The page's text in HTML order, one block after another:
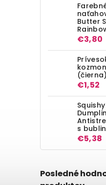
Butter
€3,80
(čierna)
€1,52
s
€5,38
Posledné